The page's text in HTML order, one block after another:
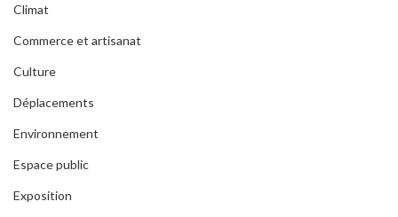
Climat
Commerce et artisanat
Culture
Déplacements
Environnement
Espace public
Exposition